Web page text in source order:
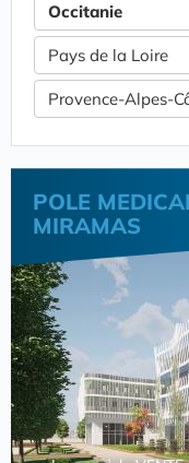
Occitanie
Pays de la Loire
Provence-Alpes-
POLE
MIRAMAS